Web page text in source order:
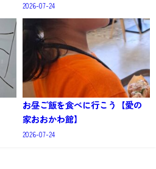
2026-07-24
お昼ご飯を食べに行こう【愛の
家おおかわ館】
2026-07-24